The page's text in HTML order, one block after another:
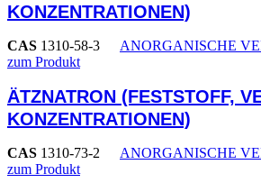
KONZENTRATIONEN)
CAS 1310-58-3
ANORGANISCHE
zum Produkt
ÄTZNATRON (FESTSTOFF,
KONZENTRATIONEN)
CAS 1310-73-2
ANORGANISCHE
zum Produkt